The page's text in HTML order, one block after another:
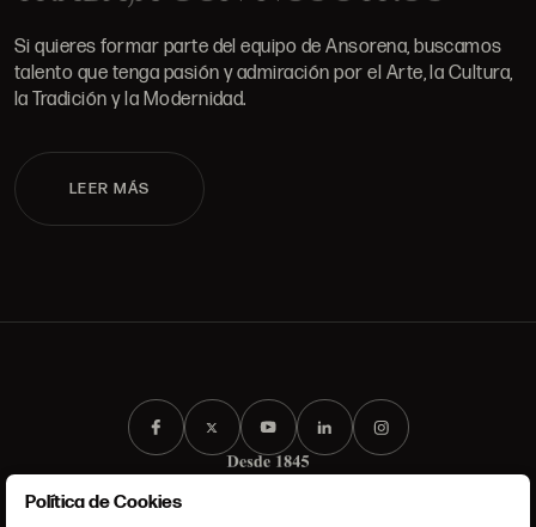
Si quieres formar parte del equipo de Ansorena, buscamos
talento que tenga pasión y admiración por el Arte, la Cultura,
la Tradición y la Modernidad.
LEER MÁS
Política de Cookies